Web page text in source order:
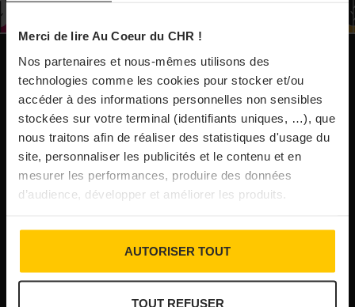
Merci de lire Au Coeur du CHR !
Nos partenaires et nous-mêmes utilisons des
technologies comme les cookies pour stocker et/ou
accéder à des informations personnelles non sensibles
stockées sur votre terminal (identifiants uniques, …), que
nous traitons afin de réaliser des statistiques d'usage du
site, personnaliser les publicités et le contenu et en
mesurer les performances, produire des données
d’audience, développer et améliorer les produits.
AUTORISER TOUT
TOUT REFUSER
31/07/2026
Vins fins : la Chine affiche ses ambitions
31/07/2026
Brasserie Dupont : la bière saison, mais pas
que…
Incendies : l’aide d’urgence rehaussée à 8 000 €
pour les indépendants, l’autoroute A63 réouverte
NOS PUBLICATIONS